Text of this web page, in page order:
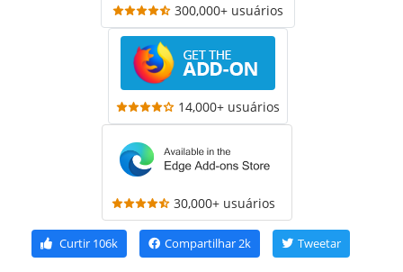
300,000+ usuários
14,000+ usuários
30,000+ usuários
Curtir 106k Compartilhar2k Tweetar